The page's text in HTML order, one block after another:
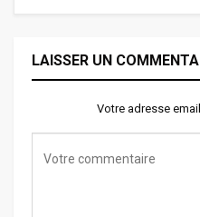
LAISSER UN
Votre adresse